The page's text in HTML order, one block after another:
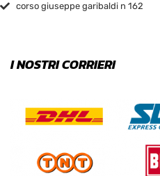
corso giuseppe garibaldi n 162
I NOSTRI CORRIERI